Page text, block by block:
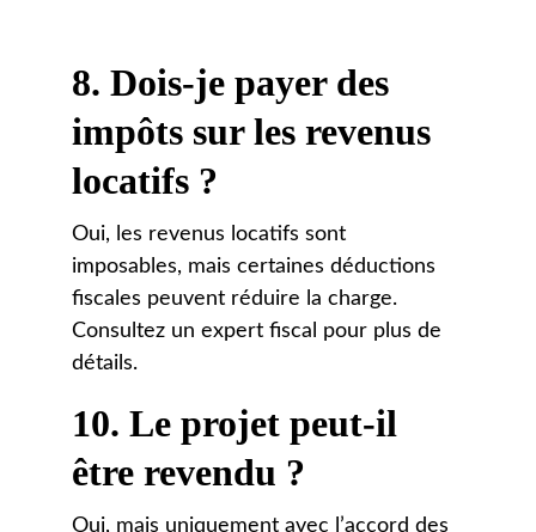
8. Dois-je payer des
impôts sur les revenus
locatifs ?
Oui, les revenus locatifs sont
imposables, mais certaines déductions
fiscales peuvent réduire la charge.
Consultez un expert fiscal pour plus de
détails.
10. Le projet peut-il
être revendu ?
Oui, mais uniquement avec l’accord des